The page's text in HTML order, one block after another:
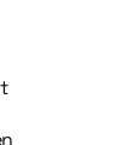
Service